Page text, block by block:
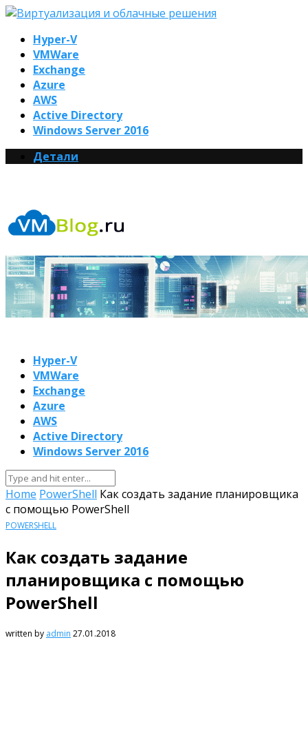
Hyper-V
VMWare
Exchange
Azure
AWS
Active Directory
Windows Server 2016
Детали
Hyper-V
VMWare
Exchange
Azure
AWS
Active Directory
Windows Server 2016
Home PowerShell Как создать задание планировщика
с помощью PowerShell
POWERSHELL
Как создать задание
планировщика с помощью
PowerShell
written by admin 27.01.2018